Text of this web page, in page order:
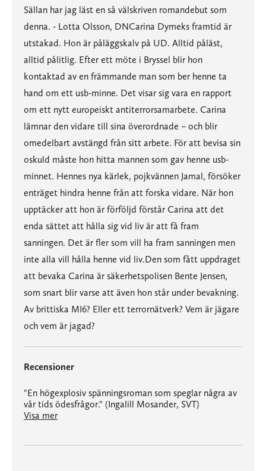
Sällan har jag läst en så välskriven roman­debut som
denna. - Lotta Olsson, DNCarina Dymeks framtid är
utstakad. Hon är påläggskalv på UD. Alltid påläst,
alltid pålitlig. Efter ett möte i Bryssel blir hon
kontaktad av en främmande man som ber henne ta
hand om ett usb-minne. Det visar sig vara en rapport
om ett nytt europeiskt antiterrorsamarbete. Carina
lämnar den vidare till sina överordnade – och blir
omedelbart avstängd från sitt arbete. För att bevisa sin
oskuld måste hon hitta mannen som gav henne usb-
minnet. Hennes nya kärlek, pojkvännen Jamal, försöker
enträget hindra henne från att forska vidare. När hon
upptäcker att hon är förföljd förstår Carina att det
enda sättet att hålla sig vid liv är att få fram
sanningen. Det är fler som vill ha fram sanningen men
inte alla vill hålla henne vid liv.Den som fått uppdraget
att bevaka Carina är säkerhetspolisen Bente Jensen,
som snart blir varse att även hon står under bevakning.
Av brittiska MI6? Eller ett terrornätverk? Vem är jägare
och vem är jagad?
Recensioner
"En högexplosiv spänningsroman som speglar några av
vår tids ödesfrågor." (Ingalill Mosander, SVT)
Visa mer